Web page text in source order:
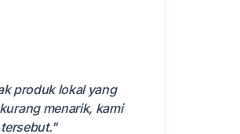
produk lokal yang
menarik, kami